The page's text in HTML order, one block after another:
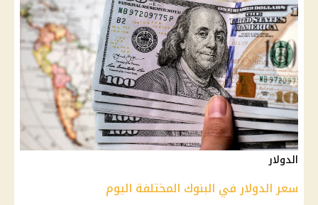
الدولار
سعر الدولار في البنوك المختلفة اليوم